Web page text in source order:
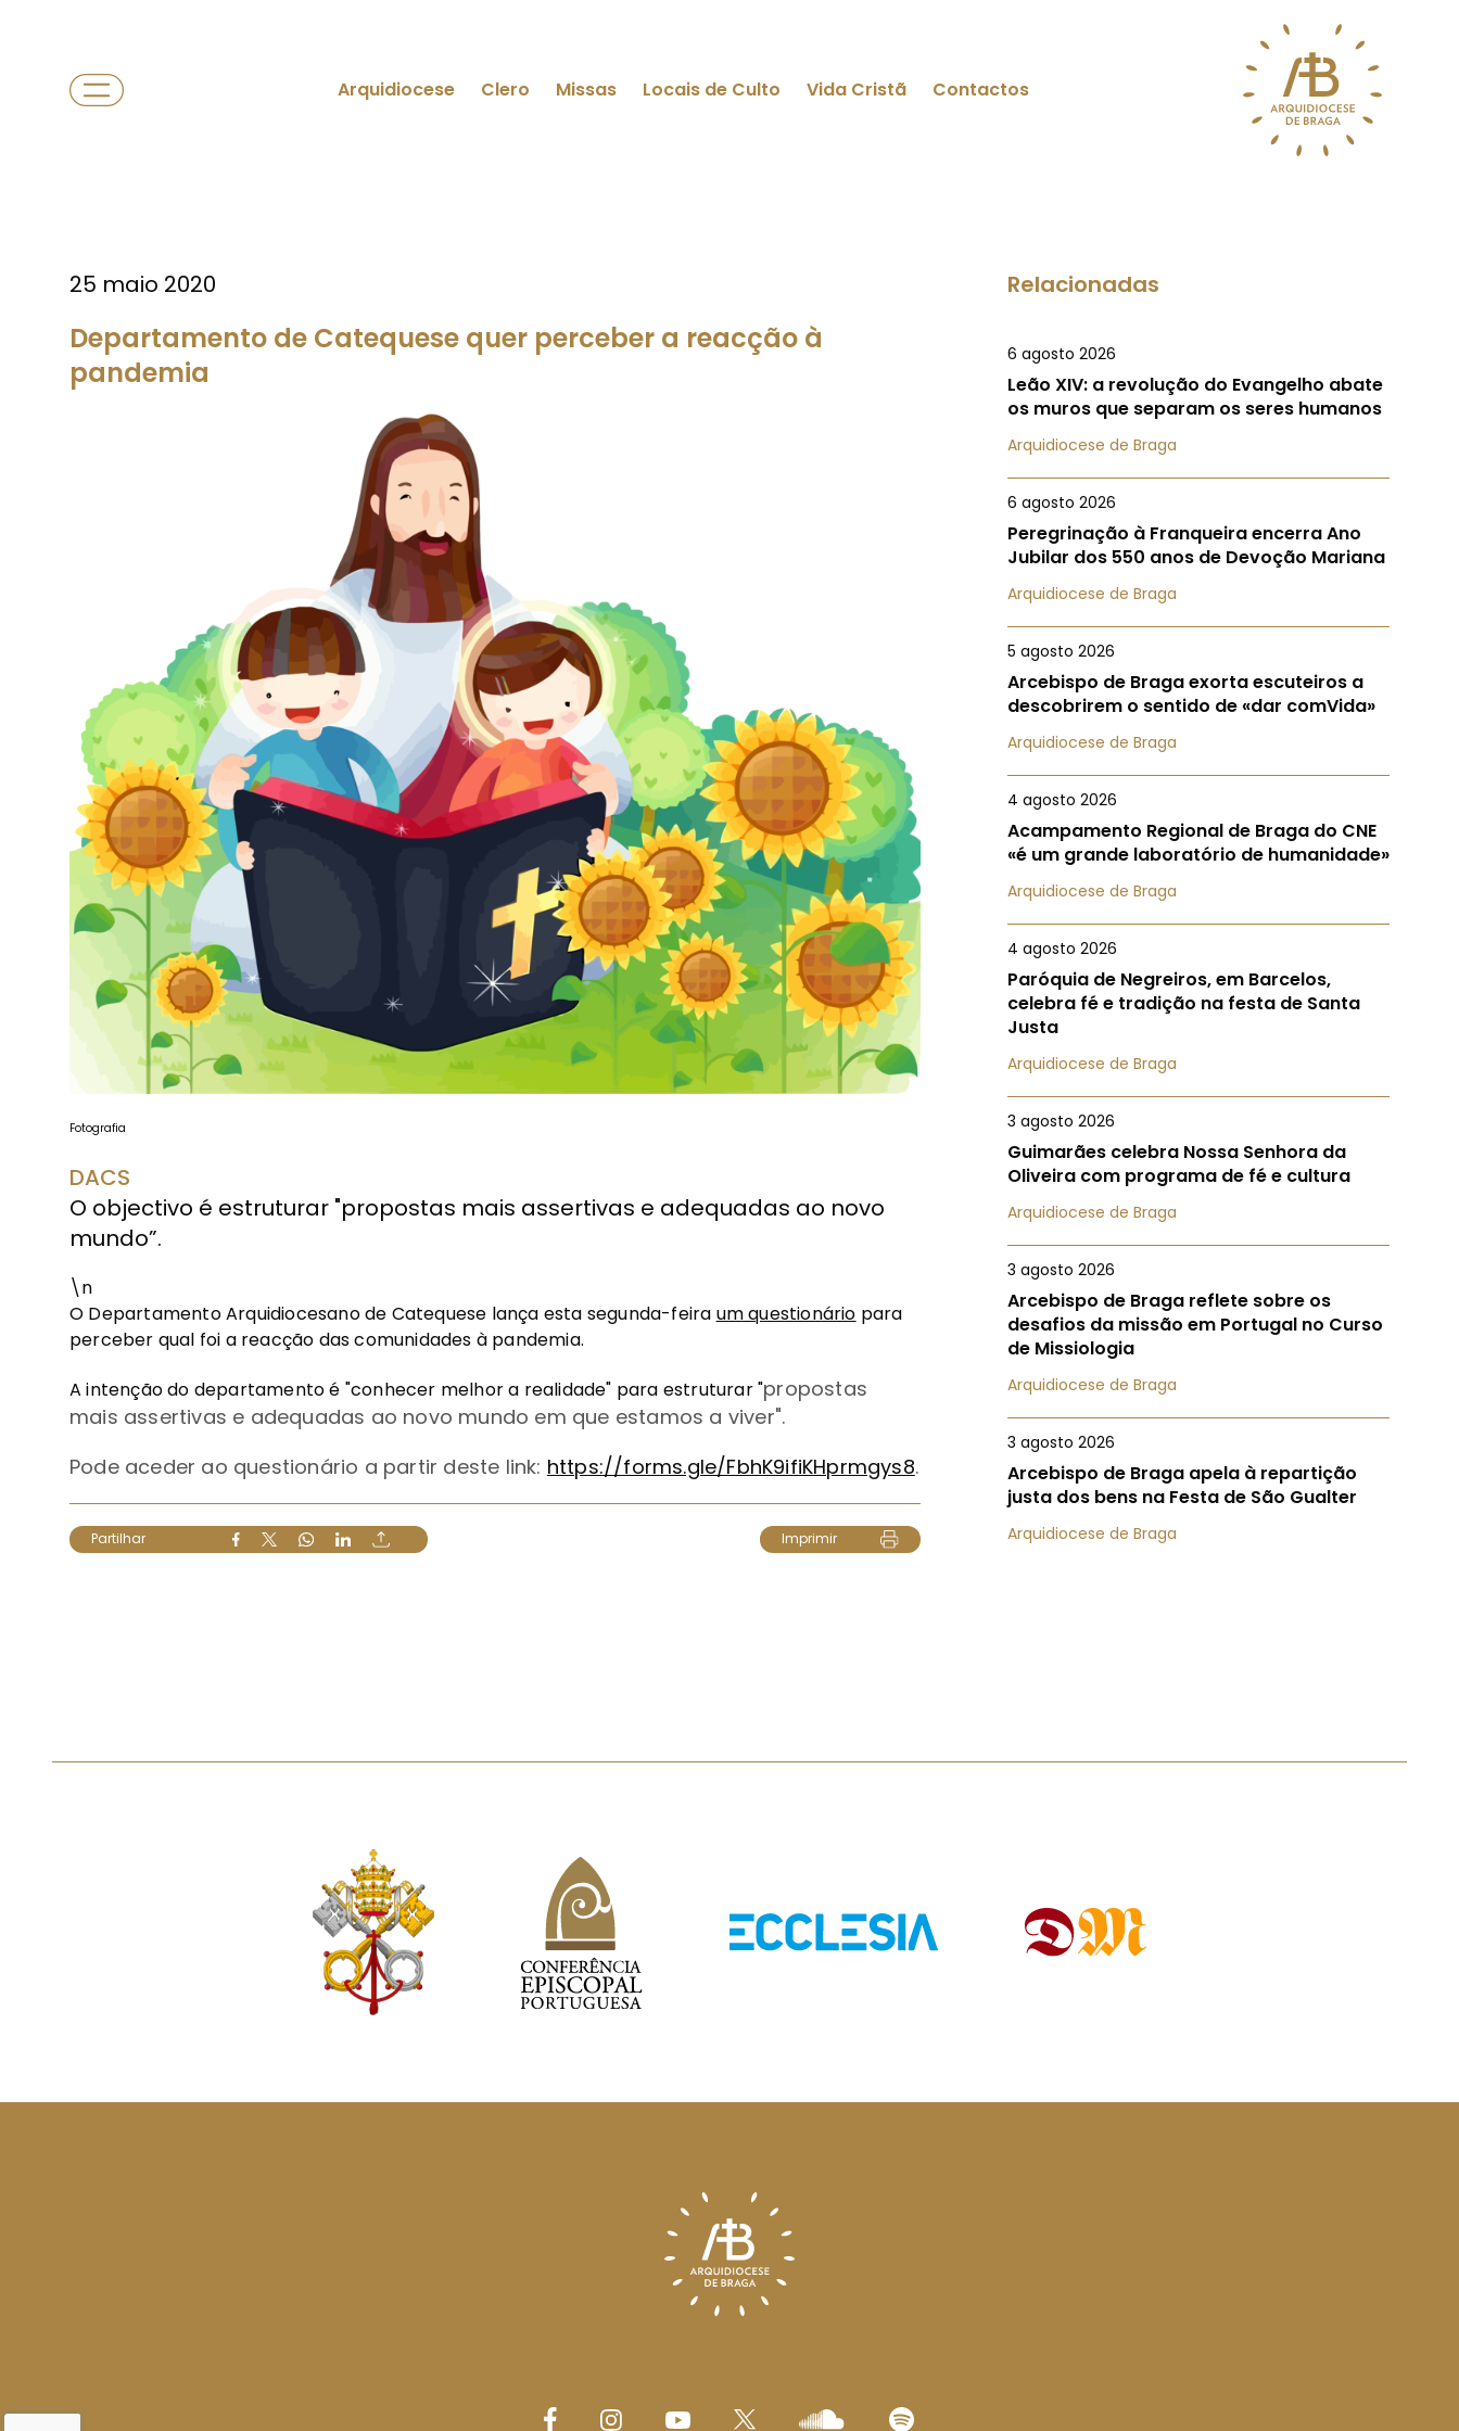
Arquidiocese Clero Missas Locais de Culto Vida Cristã Contactos
25 maio 2020
Departamento de Catequese quer perceber a reacção à
pandemia
Fotografia
DACS
O objectivo é estruturar "propostas mais assertivas e adequadas ao novo
mundo”.
\n
O Departamento Arquidiocesano de Catequese lança esta segunda-feira um questionário para
perceber qual foi a reacção das comunidades à pandemia.
A intenção do departamento é "conhecer melhor a realidade" para estruturar "propostas
mais assertivas e adequadas ao novo mundo em que estamos a viver".
Pode aceder ao questionário a partir deste link: https://forms.gle/FbhK9ifiKHprmgys8.
Partilhar Imprimir
Relacionadas
6 agosto 2026
Leão XIV: a revolução do Evangelho abate
os muros que separam os seres humanos
Arquidiocese de Braga
6 agosto 2026
Peregrinação à Franqueira encerra Ano
Jubilar dos 550 anos de Devoção Mariana
Arquidiocese de Braga
5 agosto 2026
Arcebispo de Braga exorta escuteiros a
descobrirem o sentido de «dar comVida»
Arquidiocese de Braga
4 agosto 2026
Acampamento Regional de Braga do CNE
«é um grande laboratório de humanidade»
Arquidiocese de Braga
4 agosto 2026
Paróquia de Negreiros, em Barcelos,
celebra fé e tradição na festa de Santa
Justa
Arquidiocese de Braga
3 agosto 2026
Guimarães celebra Nossa Senhora da
Oliveira com programa de fé e cultura
Arquidiocese de Braga
3 agosto 2026
Arcebispo de Braga reflete sobre os
desafios da missão em Portugal no Curso
de Missiologia
Arquidiocese de Braga
3 agosto 2026
Arcebispo de Braga apela à repartição
justa dos bens na Festa de São Gualter
Arquidiocese de Braga